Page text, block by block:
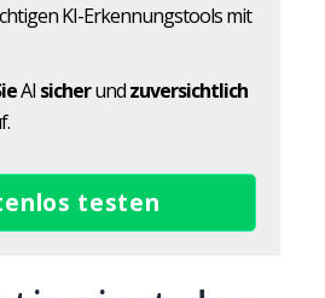
KI-Erkennungstools mit
AI sicherundzuversichtlich
testen